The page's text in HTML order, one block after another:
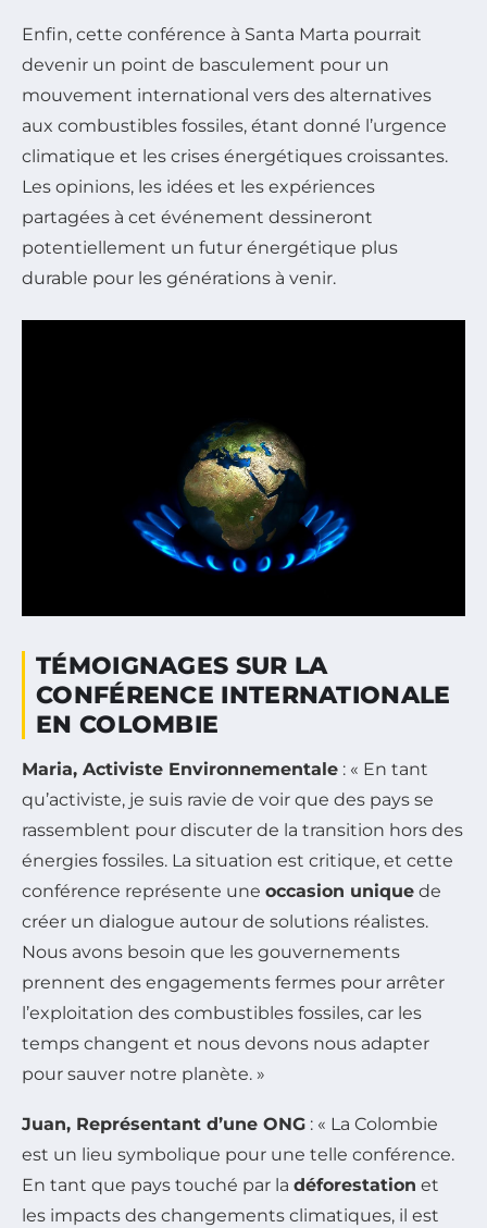
Enfin, cette conférence à Santa Marta pourrait
devenir un point de basculement pour un
mouvement international vers des alternatives
aux combustibles fossiles, étant donné l’urgence
climatique et les crises énergétiques croissantes.
Les opinions, les idées et les expériences
partagées à cet événement dessineront
potentiellement un futur énergétique plus
durable pour les générations à venir.
TÉMOIGNAGES SUR LA
CONFÉRENCE INTERNATIONALE
EN COLOMBIE
Maria, Activiste Environnementale : « En tant
qu’activiste, je suis ravie de voir que des pays se
rassemblent pour discuter de la transition hors des
énergies fossiles. La situation est critique, et cette
conférence représente une occasion unique de
créer un dialogue autour de solutions réalistes.
Nous avons besoin que les gouvernements
prennent des engagements fermes pour arrêter
l’exploitation des combustibles fossiles, car les
temps changent et nous devons nous adapter
pour sauver notre planète. »
Juan, Représentant d’une ONG : « La Colombie
est un lieu symbolique pour une telle conférence.
En tant que pays touché par la déforestation et
les impacts des changements climatiques, il est